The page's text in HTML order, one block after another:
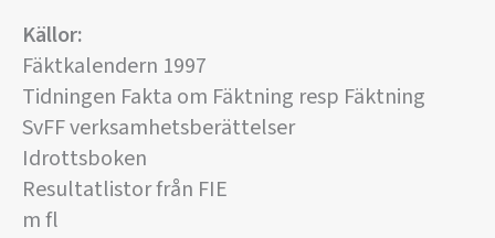
Källor:
Fäktkalendern 1997
Tidningen Fakta om Fäktning resp Fäktning
SvFF verksamhetsberättelser
Idrottsboken
Resultatlistor från FIE
m fl